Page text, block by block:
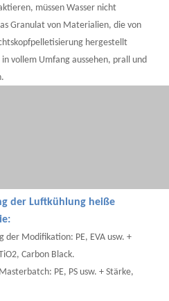
müssen Wasser nicht
Granulat von Materialien, die von
hergestellt
vollem Umfang aussehen, prall und
der Luftkühlung heiße
der Modifikation: PE, EVA usw. +
Carbon Black.
PE, PS usw. + Stärke,